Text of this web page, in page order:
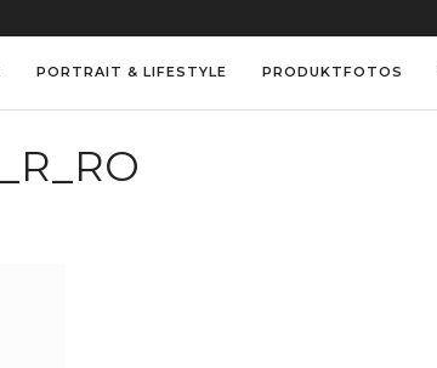
PORTRAIT & LIFESTYLE PRODUKTFOTOS